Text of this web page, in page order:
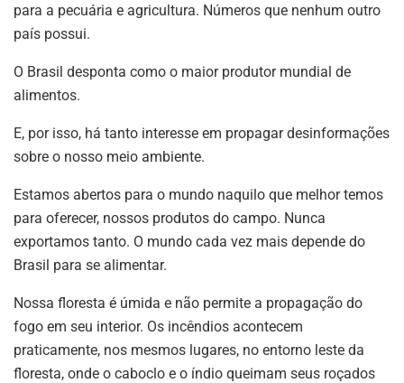
para a pecuária e agricultura. Números que nenhum outro
país possui.
O Brasil desponta como o maior produtor mundial de
alimentos.
E, por isso, há tanto interesse em propagar desinformações
sobre o nosso meio ambiente.
Estamos abertos para o mundo naquilo que melhor temos
para oferecer, nossos produtos do campo. Nunca
exportamos tanto. O mundo cada vez mais depende do
Brasil para se alimentar.
Nossa floresta é úmida e não permite a propagação do
fogo em seu interior. Os incêndios acontecem
praticamente, nos mesmos lugares, no entorno leste da
floresta, onde o caboclo e o índio queimam seus roçados